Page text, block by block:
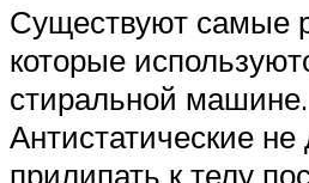
Существуют самые
которые
стиральной машине.
Антистатические не
прилипать к телу